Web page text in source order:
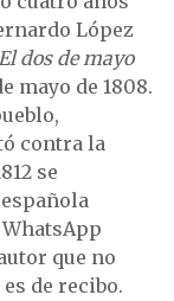
López
dos de mayo
mayo de 1808.
contra la
se
que no
de recibo.